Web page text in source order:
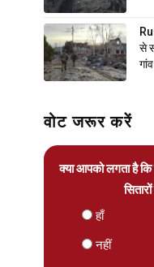
से
वोट जरूर करें
क्या आपको लगता है
हाँ
नहीं